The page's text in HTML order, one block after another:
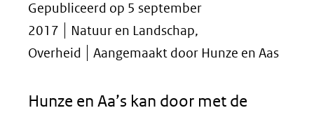
Gepubliceerd op 5 september
2017
Natuur en Landschap,
Overheid
Aangemaakt door Hunze en Aas
Hunze en Aa’s kan door met de